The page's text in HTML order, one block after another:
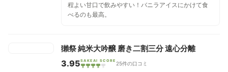
程よい甘口で飲みやすい！バニラアイスにかけて食
べるのも最高。
獺祭 純米大吟醸 磨き二割三分 遠心分離
3.95SAKEAI SCORE 25件の口コミ